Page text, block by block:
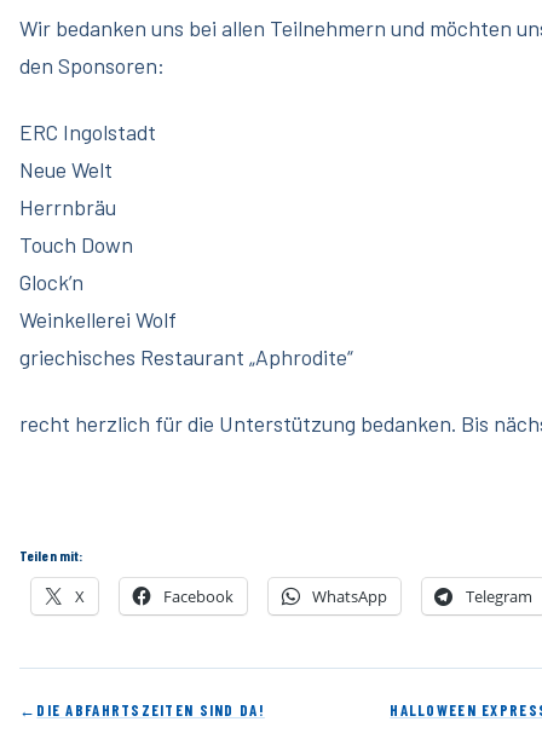
Wir bedanken uns bei allen Teilnehmern und möchten
den Sponsoren:
ERC Ingolstadt
Neue Welt
Herrnbräu
Touch Down
Glock’n
Weinkellerei Wolf
griechisches Restaurant „Aphrodite“
recht herzlich für die Unterstützung bedanken. Bis
Teilen mit:
X Facebook WhatsApp Telegram
← DIE ABFAHRTSZEITEN SIND DA! HALLOWEEN